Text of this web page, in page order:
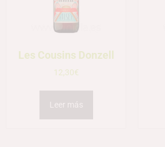
Les Cousins Donzell
12,30€
Leer más